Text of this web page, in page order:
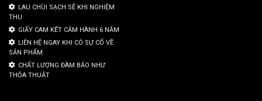
LAU CHÙI SẠCH SẼ KHI NGHIỆM
THU
GIẤY CAM KẾT CẢM HÀNH 6 NĂM
LIÊN HỆ NGAY KHI CÓ SỰ CỐ VỀ
SẢN PHẨM
CHẤT LƯỢNG ĐÀM BẢO NHƯ
THỎA THUẬT